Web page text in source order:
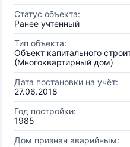
Статус объекта:
Ранее учтенный
Тип объекта:
Объект капитального
(Многоквартирный дом)
Дата постановки на учёт:
27.06.2018
Год постройки:
1985
Дом признан аварийным: